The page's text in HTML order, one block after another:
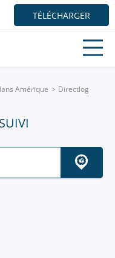
TÉLÉCHARGER
Amérique Directlog